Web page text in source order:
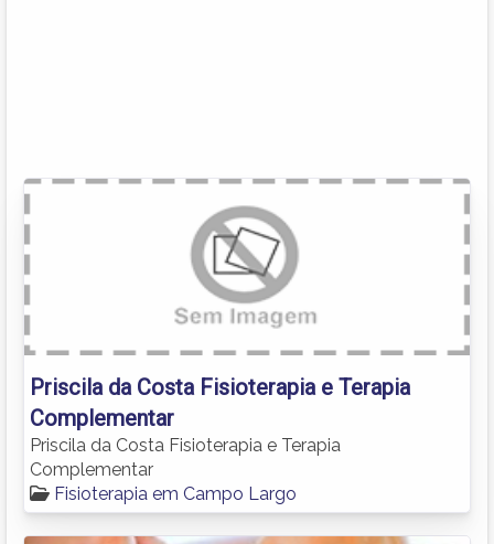
Priscila da Costa Fisioterapia e Terapia
Complementar
Priscila da Costa Fisioterapia e Terapia
Complementar
Fisioterapia em Campo Largo